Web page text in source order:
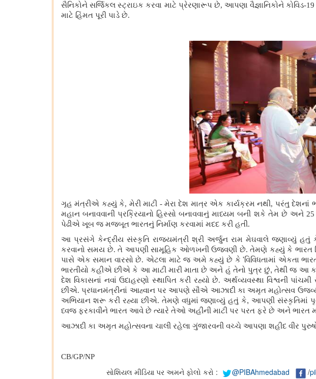
સૈનિકોને સર્જિકલ સ્ટ્રાઇક કરવા માટે પ્રેરણારૂપ છે, આપણા વૈજ્ઞાનિકોને કોવિડ-
માટે હિંમત પૂરી પાડે છે.
ગૃહ મંત્રીએ કહ્યું કે, મેરી માટી - મેરા દેશ માત્ર એક કાર્યક્રમ નથી, પરંતુ
મહાન બનાવવાની પ્રક્રિયાનો હિસ્સો બનાવવાનું માધ્યમ બની શકે તેમ છે અને
પેઢીએ ખૂબ જ મજબૂત ભારતનું નિર્માણ કરવામાં મદદ કરી હતી.
આ પ્રસંગે કેન્દ્રીય સંસ્કૃતિ રાજ્યમંત્રી શ્રી અર્જુન રામ મેઘવાલે જણાવ્યું હતું
કરવાનો સમય છે. તે આપણી સામૂહિક ઓળખની ઉજવણી છે. તેમણે કહ્યું કે ભારત
પાસે એક સમાન વારસો છે. એટલા માટે જ અમે કહ્યું છે કે'વિવિધતામાં એકતા
ભારતીયો કહીએ છીએ કે આ માટી મારી માતા છે અને હું તેનો પુત્ર છું,તેથી જ આ
દેશ વિકાસનાં નવાં ઉદાહરણો સ્થાપિત કરી રહ્યો છે. અર્થવ્યવસ્થા વિશ્વની
છીએ. પ્રધાનમંત્રીનાં આહ્વાન પર આપણે સૌએ આઝાદી કા અમૃત મહોત્સવ
અભિયાન શરૂ કરી રહ્યા છીએ. તેમણે વધુમાં જણાવ્યું હતું કે,આપણી સંસ્કૃતિમાં
ધ્વજ ફરકાવીને ભારત આવે છે ત્યારે તેઓ અહીંની માટી પર પરત ફરે છે અને ભારત
આઝાદી કા અમૃત મહોત્સવના ચાલી રહેલા ગુંજારવની વચ્ચે આપણા શહીદ વીર
CB/GP/NP
સોશિયલ મીડિયા પર અમને ફોલો કરો : @PIBAhmedabad /